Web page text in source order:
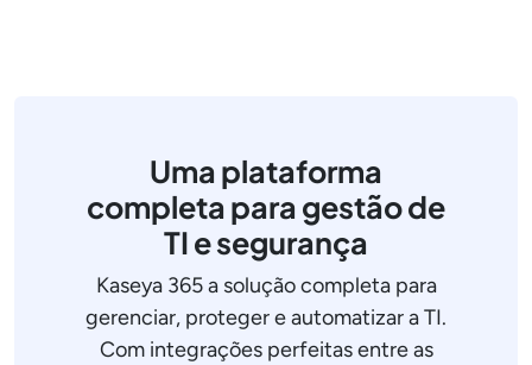
Uma plataforma
completa para gestão de
TI e segurança
Kaseya 365 a solução completa para
gerenciar, proteger e automatizar a TI.
Com integrações perfeitas entre as